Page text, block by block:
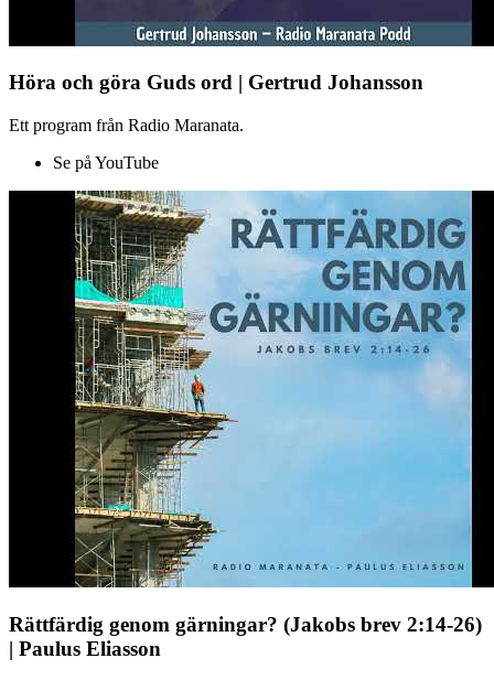
Höra och göra Guds ord | Gertrud Johansson
Ett program från Radio Maranata.
Se på YouTube
Rättfärdig genom gärningar? (Jakobs brev 2:14-26)
| Paulus Eliasson